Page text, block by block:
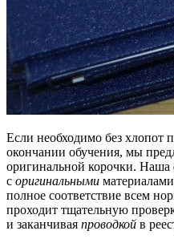
Если необходимо без хлопот
окончании обучения, мы
оригинальной корочки. Наша
с оригинальными
полное соответствие всем
проходит тщательную
и заканчивая проводкой в